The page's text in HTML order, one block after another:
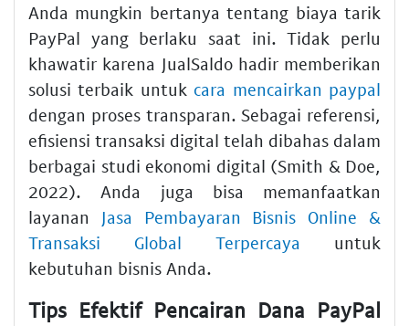
Anda mungkin bertanya tentang biaya tarik
PayPal yang berlaku saat ini. Tidak perlu
khawatir karena JualSaldo hadir memberikan
solusi terbaik untuk cara mencairkan paypal
dengan proses transparan. Sebagai referensi,
efisiensi transaksi digital telah dibahas dalam
berbagai studi ekonomi digital (Smith & Doe,
2022). Anda juga bisa memanfaatkan
layanan Jasa Pembayaran Bisnis Online &
Transaksi Global Terpercaya untuk
kebutuhan bisnis Anda.
Tips Efektif Pencairan Dana PayPal